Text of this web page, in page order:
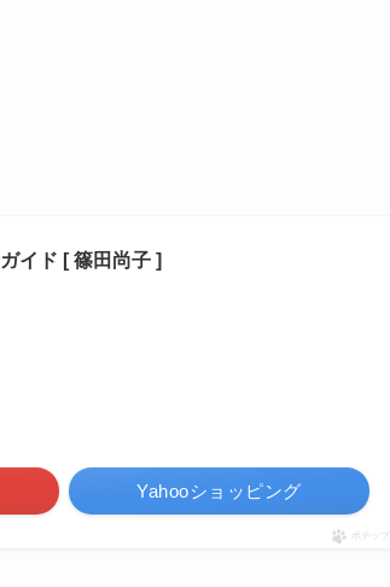
イド [ 篠田尚子 ]
Yahooショッピング
ポチップ